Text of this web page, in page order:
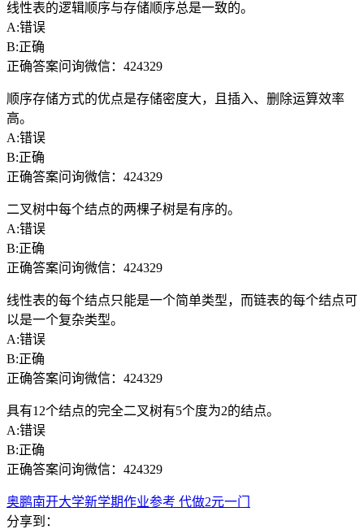
线性表的逻辑顺序与存储顺序总是一致的。
A:错误
B:正确
正确答案问询微信：424329
顺序存储方式的优点是存储密度大，且插入、删除运算效率
高。
A:错误
B:正确
正确答案问询微信：424329
二叉树中每个结点的两棵子树是有序的。
A:错误
B:正确
正确答案问询微信：424329
线性表的每个结点只能是一个简单类型，而链表的每个结点可
以是一个复杂类型。
A:错误
B:正确
正确答案问询微信：424329
具有12个结点的完全二叉树有5个度为2的结点。
A:错误
B:正确
正确答案问询微信：424329
奥鹏南开大学新学期作业参考 代做2元一门
分享到：